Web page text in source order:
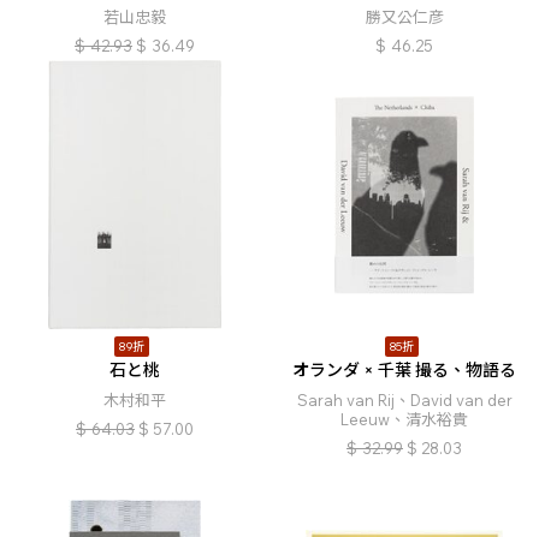
若山忠毅
$ 42.93 $ 36.49
勝又公仁彦
$ 46.25
89折
石と桃
木村和平
$ 64.03 $ 57.00
85折
オランダ × 千葉 撮る、物語る
Sarah van Rij、David van der
Leeuw、清水裕貴
$ 32.99 $ 28.03